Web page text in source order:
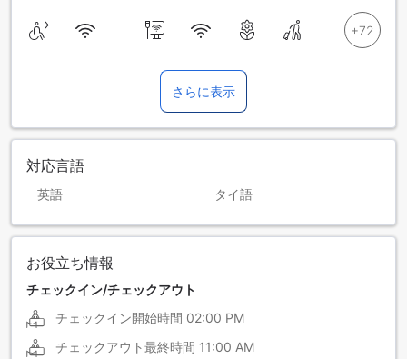
さらに表示
対応言語
英語 タイ語
お役立ち情報
チェックイン/チェックアウト
チェックイン開始時間 02:00 PM
チェックアウト最終時間 11:00 AM